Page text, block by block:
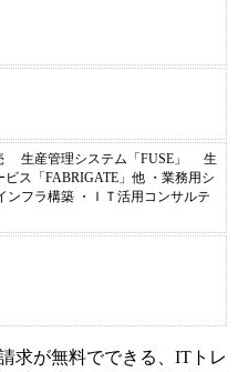
生産管理システム「FUSE」 生
ス「FABRIGATE」他 ・業務用シ
ンフラ構築 ・ＩＴ活用コンサルテ
求が無料でできる、ITトレ